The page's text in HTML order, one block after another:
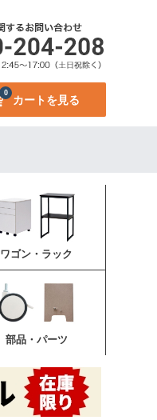
カートを見る
0
ワゴン・ラック
部品・パーツ